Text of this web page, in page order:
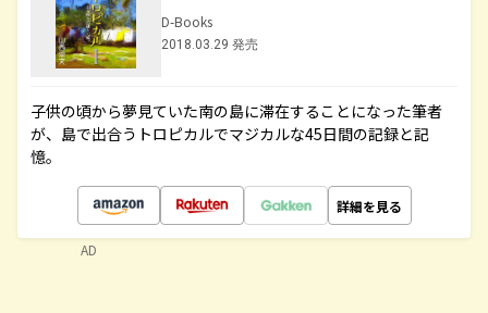
D-Books
2018.03.29 発売
子供の頃から夢見ていた南の島に滞在することになった筆者
が、島で出合うトロピカルでマジカルな45日間の記録と記
憶。
詳細を見る
AD